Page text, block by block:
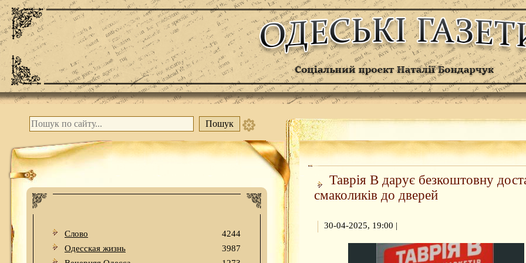
Слово
4244
Одесская жизнь
3987
Таврія В дарує безкоштовну
смаколиків до дверей
30-04-2025, 19:00 |